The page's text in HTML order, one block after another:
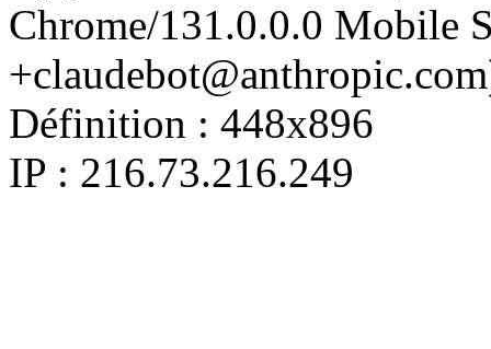
Chrome/131.0.0.0 Mobile
Définition : 448x896
IP : 216.73.216.249